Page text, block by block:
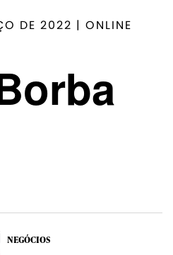
DE 2022 | ONLINE
NEGÓCIOS